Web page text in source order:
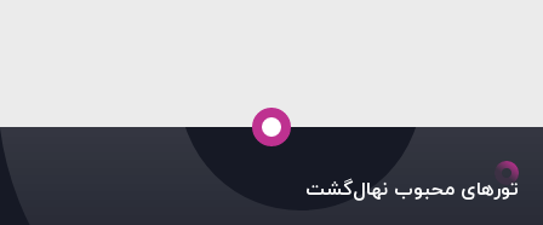
تورهای محبوب نهال‌گشت